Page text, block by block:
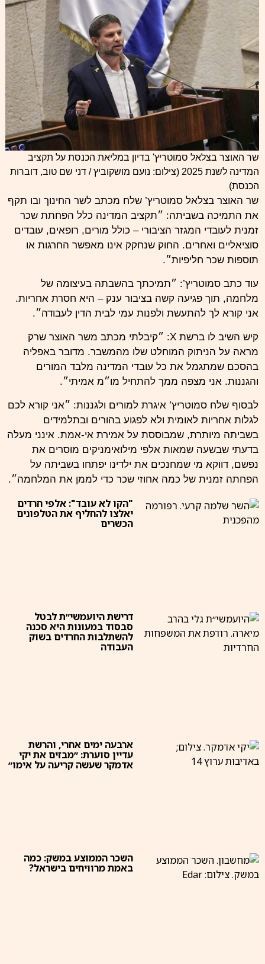
שר האוצר בצלאל סמוטריץ' בדיון במליאת הכנסת על תקציב
המדינה לשנת 2025 (צילום: נועם מושקוביץ / דני שם טוב, דוברות
הכנסת)
שר האוצר בצלאל סמוטריץ’ שלח מכתב לשר החינוך ובו תקף
את התמיכה בשביתה: ״תקציב המדינה כלל הפחתת שכר
זמנית לעובדי המגזר הציבורי – כולל מורים, רופאים, עובדים
סוציאליים ואחרים. החוק שנחקק אינו מאפשר החרגות או
תוספות שכר חליפיות״.
עוד כתב סמוטריץ’: ״תמיכתך בהשבתה בעיצומה של
מלחמה, תוך פגיעה קשה בציבור ענק – היא חסרת אחריות.
אני קורא לך להתעשת ולפנות עמי לבית הדין לעבודה״.
קיש השיב לו ברשת X: ״קיבלתי מכתב משר האוצר שרק
מראה על הניתוק המוחלט שלו מהמשבר. מדובר באפליה
בהסכם שמתגמל את כל עובדי המדינה מלבד המורים
והגננות. אני מצפה ממך להתחיל מו״מ אמיתי״.
לבסוף שלח סמוטריץ’ איגרת למורים ולגננות: ״אני קורא לכם
לגלות אחריות לאומית ולא לפגוע בהורים ובתלמידים
בשביתה מיותרת, שמבוססת על אמירת אי-אמת. אינני מעלה
בדעתי שבשעה שמאות אלפי מילואימניקים מוסרים את
נפשם, דווקא מי שמחנכים את ילדינו יפתחו בשביתה על
הפחתה זמנית של כמה אחוזי שכר כדי לממן את המלחמה״.
"הקו לא עובד": אלפי חרדים
יאלצו להחליף את הטלפונים
הכשרים
דרישת היועמשי״ת לבטל
סבסוד במעונות היא סכנה
להשתלבות החרדים בשוק
העבודה
ארבעה ימים אחרי, והרשת
עדיין סוערת: ״מבזים את יקי
אדמקר שעשה קריעה על אימו״
השכר הממוצע במשק: כמה
באמת מרוויחים בישראל?